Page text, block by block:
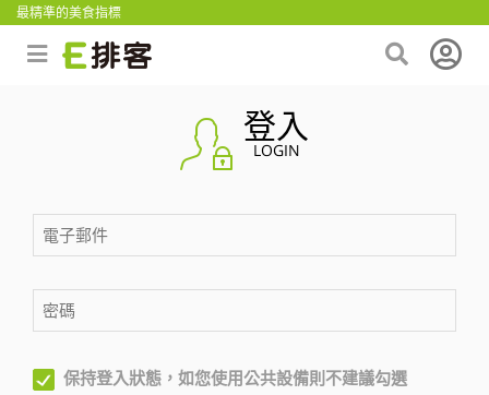
最精準的美食指標
登入
LOGIN
保持登入狀態，如您使用公共設備則不建議勾選